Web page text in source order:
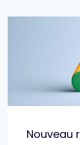
Nouveau